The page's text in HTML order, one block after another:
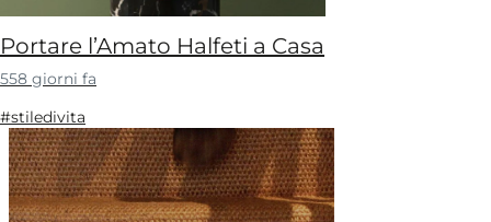
Portare l’Amato Halfeti a Casa
558 giorni fa
#stiledivita